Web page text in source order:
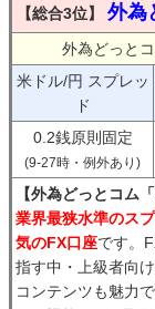
【総合3位】 外為
外為どっと
米ドル/円 スプレッ
ド
0.2銭原則固定
(9-27時・例外あり)
【外為どっとコム
業界最狭水準のス
気のFX口座です。
指す中・上級者向
コンテンツも魅力